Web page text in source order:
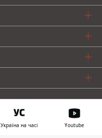
Україна на часі Youtube